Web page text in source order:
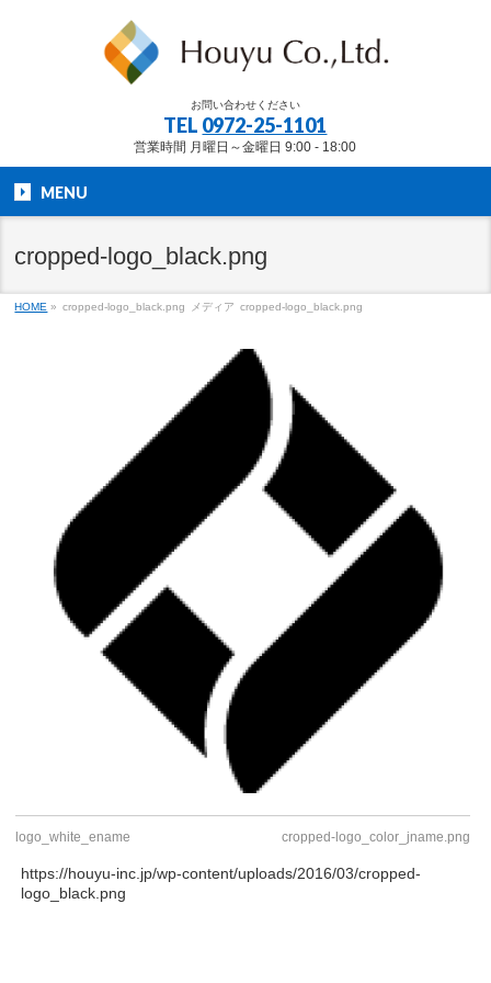
お問い合わせください
TEL 0972-25-1101
営業時間 月曜日～金曜日 9:00 - 18:00
MENU
cropped-logo_black.png
HOME » cropped-logo_black.png メディア cropped-logo_black.png
logo_white_ename cropped-logo_color_jname.png
https://houyu-inc.jp/wp-content/uploads/2016/03/cropped-
logo_black.png